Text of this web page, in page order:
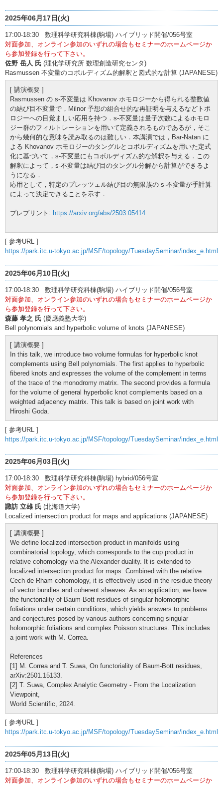
2025年06月17日(火)
17:00-18:30 数理科学研究科棟(駒場) ハイブリッド開催/056号室
対面参加、オンライン参加のいずれの場合もセミナーのホームページか
ら参加登録を行って下さい。
佐野 岳人 氏 (理化学研究所 数理創造研究センタ)
Rasmussen 不変量のコボルディズム的解釈と図式的な計算 (JAPANESE)
[ 講演概要 ]
Rasmussen の s-不変量は Khovanov ホモロジーから得られる整数値
の結び目不変量で，Milnor 予想の組合せ的な再証明を与えるなどトポ
ロジーへの目覚ましい応用を持つ．s-不変量は量子次数によるホモロ
ジー群のフィルトレーションを用いて定義されるものであるが，そこ
から幾何的な意味を読み取るのは難しい．本講演では，Bar-Natan に
よる Khovanov ホモロジーのタングルとコボルディズムを用いた定式
化に基づいて，s-不変量にもコボルディズム的な解釈を与える．この
解釈によって，s-不変量は結び目のタングル分解から計算ができるよ
うになる．
応用として，特定のプレッツェル結び目の無限族の s-不変量が手計算
によって決定できることを示す．
プレプリント: https://arxiv.org/abs/2503.05414
[ 参考URL ]
https://park.itc.u-tokyo.ac.jp/MSF/topology/TuesdaySeminar/index_e.html
2025年06月10日(火)
17:00-18:30 数理科学研究科棟(駒場) ハイブリッド開催/056号室
対面参加、オンライン参加のいずれの場合もセミナーのホームページか
ら参加登録を行って下さい。
森藤 孝之 氏 (慶應義塾大学)
Bell polynomials and hyperbolic volume of knots (JAPANESE)
[ 講演概要 ]
In this talk, we introduce two volume formulas for hyperbolic knot
complements using Bell polynomials. The first applies to hyperbolic
fibered knots and expresses the volume of the complement in terms
of the trace of the monodromy matrix. The second provides a formula
for the volume of general hyperbolic knot complements based on a
weighted adjacency matrix. This talk is based on joint work with
Hiroshi Goda.
[ 参考URL ]
https://park.itc.u-tokyo.ac.jp/MSF/topology/TuesdaySeminar/index_e.html
2025年06月03日(火)
17:00-18:30 数理科学研究科棟(駒場) hybrid/056号室
対面参加、オンライン参加のいずれの場合もセミナーのホームページか
ら参加登録を行って下さい。
諏訪 立雄 氏 (北海道大学)
Localized intersection product for maps and applications (JAPANESE)
[ 講演概要 ]
We define localized intersection product in manifolds using
combinatorial topology, which corresponds to the cup product in
relative cohomology via the Alexander duality. It is extended to
localized intersection product for maps. Combined with the relative
Cech-de Rham cohomology, it is effectively used in the residue theory
of vector bundles and coherent sheaves. As an application, we have
the functoriality of Baum-Bott residues of singular holomorphic
foliations under certain conditions, which yields answers to problems
and conjectures posed by various authors concerning singular
holomorphic foliations and complex Poisson structures. This includes
a joint work with M. Correa.
References
[1] M. Correa and T. Suwa, On functoriality of Baum-Bott residues,
arXiv:2501.15133.
[2] T. Suwa, Complex Analytic Geometry - From the Localization
Viewpoint,
World Scientific, 2024.
[ 参考URL ]
https://park.itc.u-tokyo.ac.jp/MSF/topology/TuesdaySeminar/index_e.html
2025年05月13日(火)
17:00-18:30 数理科学研究科棟(駒場) ハイブリッド開催/056号室
対面参加、オンライン参加のいずれの場合もセミナーのホームページか